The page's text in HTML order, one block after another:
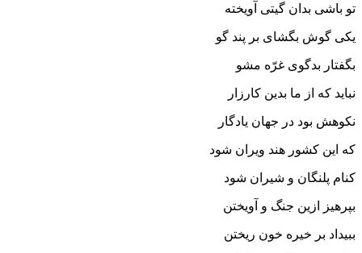
تو باشى بدان گیتى آویخته‏
یکى گوش بگشاى بر پند گو
بگفتار بدگوى غرّه مشو
نباید که از ما بدین کارزار
نکوهش بود در جهان یادگار
که این کشور هند ویران شود
کنام پلنگان و شیران شود
بپرهیز ازین جنگ و آویختن
ببیداد بر خیره خون ریختن‏